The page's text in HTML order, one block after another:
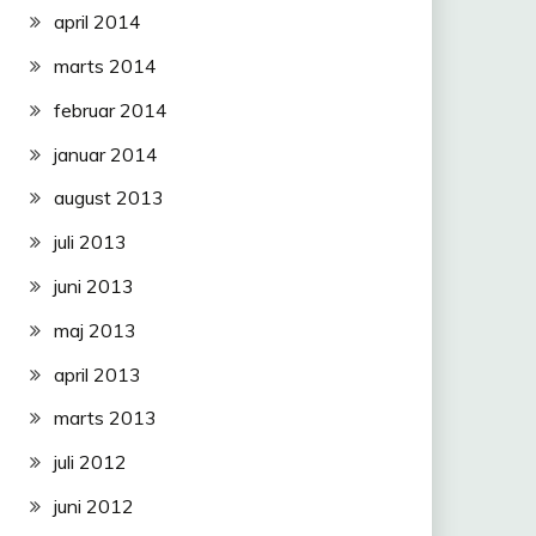
april 2014
marts 2014
februar 2014
januar 2014
august 2013
juli 2013
juni 2013
maj 2013
april 2013
marts 2013
juli 2012
juni 2012